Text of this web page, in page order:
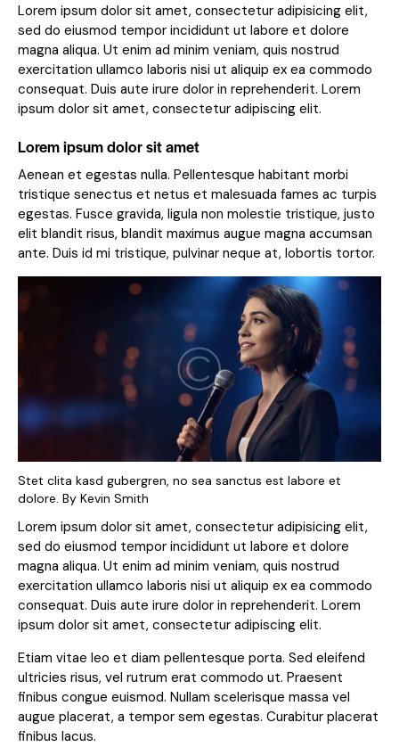
Lorem ipsum dolor sit amet, consectetur adipisicing elit,
sed do eiusmod tempor incididunt ut labore et dolore
magna aliqua. Ut enim ad minim veniam, quis nostrud
exercitation ullamco laboris nisi ut aliquip ex ea commodo
consequat. Duis aute irure dolor in reprehenderit. Lorem
ipsum dolor sit amet, consectetur adipiscing elit.
Lorem ipsum dolor sit amet
Aenean et egestas nulla. Pellentesque habitant morbi
tristique senectus et netus et malesuada fames ac turpis
egestas. Fusce gravida, ligula non molestie tristique, justo
elit blandit risus, blandit maximus augue magna accumsan
ante. Duis id mi tristique, pulvinar neque at, lobortis tortor.
Stet clita kasd gubergren, no sea sanctus est labore et
dolore. By Kevin Smith
Lorem ipsum dolor sit amet, consectetur adipisicing elit,
sed do eiusmod tempor incididunt ut labore et dolore
magna aliqua. Ut enim ad minim veniam, quis nostrud
exercitation ullamco laboris nisi ut aliquip ex ea commodo
consequat. Duis aute irure dolor in reprehenderit. Lorem
ipsum dolor sit amet, consectetur adipiscing elit.
Etiam vitae leo et diam pellentesque porta. Sed eleifend
ultricies risus, vel rutrum erat commodo ut. Praesent
finibus congue euismod. Nullam scelerisque massa vel
augue placerat, a tempor sem egestas. Curabitur placerat
finibus lacus.